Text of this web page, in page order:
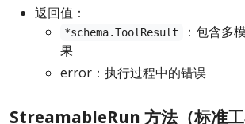
返回值：
*schema.ToolResult
：包含多
果
error：执行过程中的错误
StreamableRun 方法（标准工